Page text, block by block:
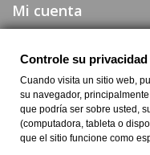
Mi cuenta
Web segura
Información de la
Controle su privacidad
Cuando visita un sitio web,
su navegador,
que podría ser sobre usted,
(computadora, tableta o
que el sitio funcione como